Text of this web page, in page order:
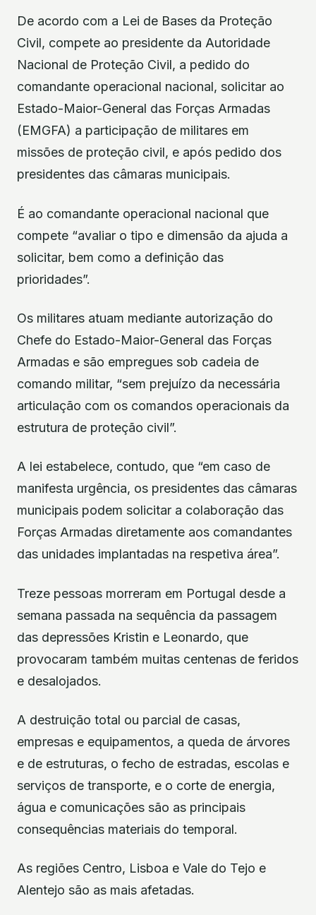
De acordo com a Lei de Bases da Proteção
Civil, compete ao presidente da Autoridade
Nacional de Proteção Civil, a pedido do
comandante operacional nacional, solicitar ao
Estado-Maior-General das Forças Armadas
(EMGFA) a participação de militares em
missões de proteção civil, e após pedido dos
presidentes das câmaras municipais.
É ao comandante operacional nacional que
compete “avaliar o tipo e dimensão da ajuda a
solicitar, bem como a definição das
prioridades”.
Os militares atuam mediante autorização do
Chefe do Estado-Maior-General das Forças
Armadas e são empregues sob cadeia de
comando militar, “sem prejuízo da necessária
articulação com os comandos operacionais da
estrutura de proteção civil”.
A lei estabelece, contudo, que “em caso de
manifesta urgência, os presidentes das câmaras
municipais podem solicitar a colaboração das
Forças Armadas diretamente aos comandantes
das unidades implantadas na respetiva área”.
Treze pessoas morreram em Portugal desde a
semana passada na sequência da passagem
das depressões Kristin e Leonardo, que
provocaram também muitas centenas de feridos
e desalojados.
A destruição total ou parcial de casas,
empresas e equipamentos, a queda de árvores
e de estruturas, o fecho de estradas, escolas e
serviços de transporte, e o corte de energia,
água e comunicações são as principais
consequências materiais do temporal.
As regiões Centro, Lisboa e Vale do Tejo e
Alentejo são as mais afetadas.